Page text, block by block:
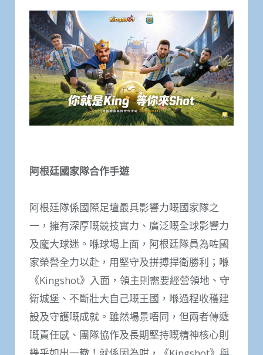
阿根廷國家隊合作手遊
阿根廷隊係國際足壇最具影響力嘅國家隊之
一，擁有深厚嘅競技實力、廣泛嘅全球影響力
及龐大球迷。喺球場上面，阿根廷隊員為咗國
家榮譽全力以赴，用堅守及拼搏捍衛勝利；喺
《Kingshot》入面，領主則需要經營領地、守
衛城堡、不斷壯大自己嘅王國，喺過程收穫建
設及守護嘅成就。雖然場景唔同，但兩者傳遞
嘅責任感、團隊協作及長期堅持嘅精神核心則